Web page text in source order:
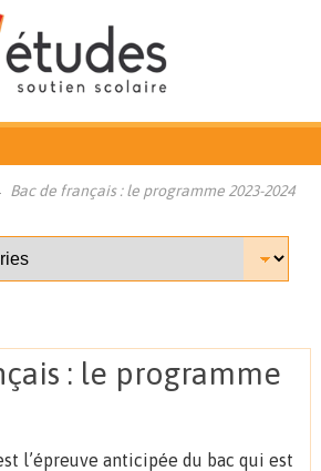
Bac de français : le programme 2023-2024
: le programme
l’épreuve anticipée du bac qui est